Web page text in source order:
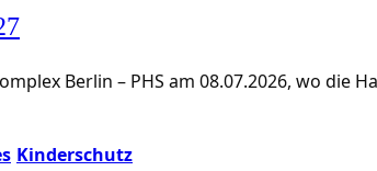
Kinderschutz
Berlin – PHS am 08.07.2026, wo die